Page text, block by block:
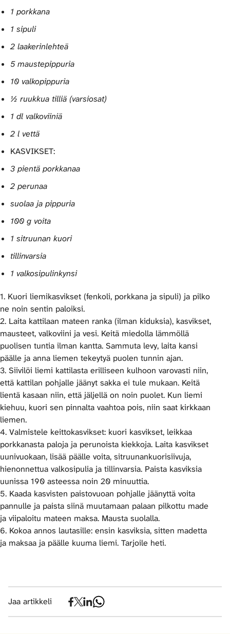
1 porkkana
1 sipuli
2 laakerinlehteä
5 maustepippuria
10 valkopippuria
½ ruukkua tilliä (varsiosat)
1 dl valkoviiniä
2 l vettä
KASVIKSET:
3 pientä porkkanaa
2 perunaa
suolaa ja pippuria
100 g voita
1 sitruunan kuori
tillinvarsia
1 valkosipulinkynsi
1. Kuori liemikasvikset (fenkoli, porkkana ja sipuli) ja pilko
ne noin sentin paloiksi.
2. Laita kattilaan mateen ranka (ilman kiduksia), kasvikset,
mausteet, valkoviini ja vesi. Keitä miedolla lämmöllä
puolisen tuntia ilman kantta. Sammuta levy, laita kansi
päälle ja anna liemen tekeytyä puolen tunnin ajan.
3. Siivilöi liemi kattilasta erilliseen kulhoon varovasti niin,
että kattilan pohjalle jäänyt sakka ei tule mukaan. Keitä
lientä kasaan niin, että jäljellä on noin puolet. Kun liemi
kiehuu, kuori sen pinnalta vaahtoa pois, niin saat kirkkaan
liemen.
4. Valmistele keittokasvikset: kuori kasvikset, leikkaa
porkkanasta paloja ja perunoista kiekkoja. Laita kasvikset
uunivuokaan, lisää päälle voita, sitruunankuorisiivuja,
hienonnettua valkosipulia ja tillinvarsia. Paista kasviksia
uunissa 190 asteessa noin 20 minuuttia.
5. Kaada kasvisten paistovuoan pohjalle jäänyttä voita
pannulle ja paista siinä muutamaan palaan pilkottu made
ja viipaloitu mateen maksa. Mausta suolalla.
6. Kokoa annos lautasille: ensin kasviksia, sitten madetta
ja maksaa ja päälle kuuma liemi. Tarjoile heti.
Jaa artikkeli